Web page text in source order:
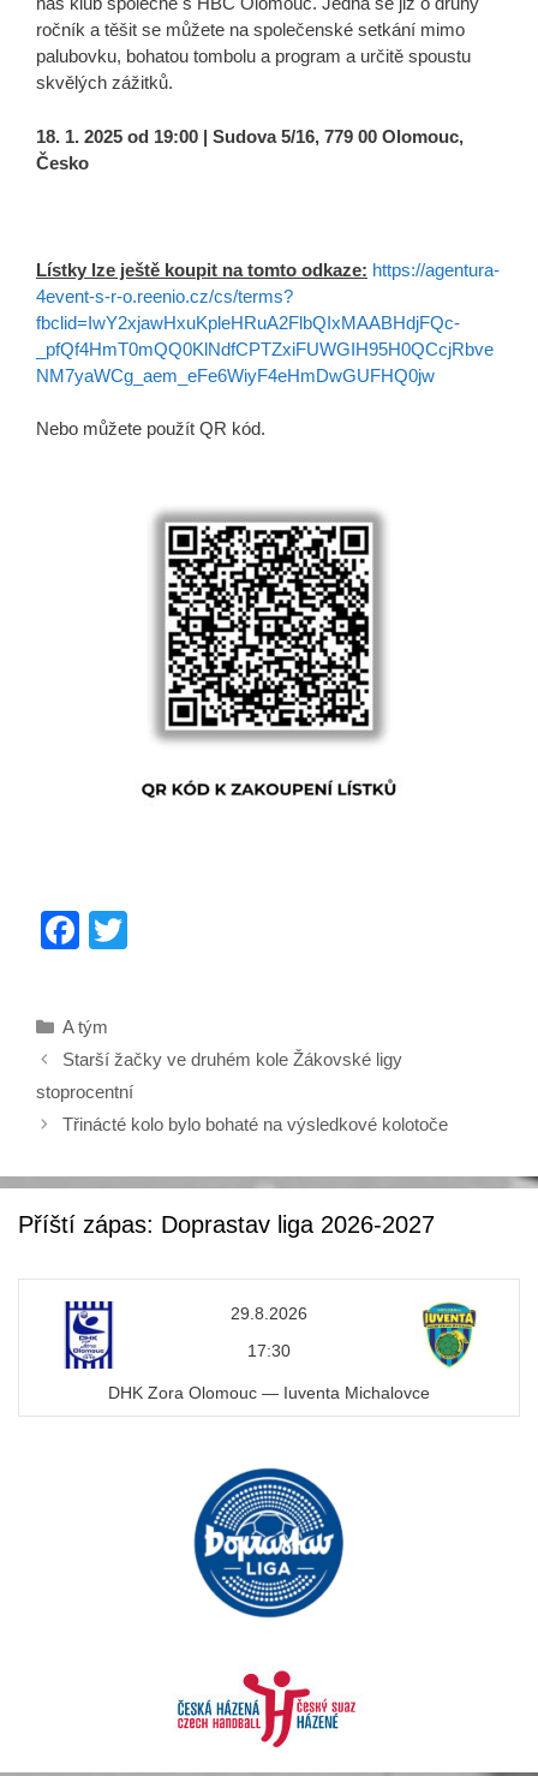
ročník a těšit se můžete na společenské setkání mimo
palubovku, bohatou tombolu a program a určitě spoustu
skvělých zážitků.
18. 1. 2025 od 19:00 | Sudova 5/16, 779 00 Olomouc,
Česko
Lístky lze ještě koupit na tomto odkaze: https://agentura-
4event-s-r-o.reenio.cz/cs/terms?
fbclid=IwY2xjawHxuKpleHRuA2FlbQIxMAABHdjFQc-
_pfQf4HmT0mQQ0KlNdfCPTZxiFUWGIH95H0QCcjRbve
NM7yaWCg_aem_eFe6WiyF4eHmDwGUFHQ0jw
Nebo můžete použít QR kód.
F
e
b
o
k
er
Rubriky
A tým
Starší žačky ve druhém kole Žákovské ligy
stoprocentní
Třinácté kolo bylo bohaté na výsledkové kolotoče
Příští zápas: Doprastav liga 2026-2027
29.8.2026
17:30
DHK Zora Olomouc — Iuventa Michalovce